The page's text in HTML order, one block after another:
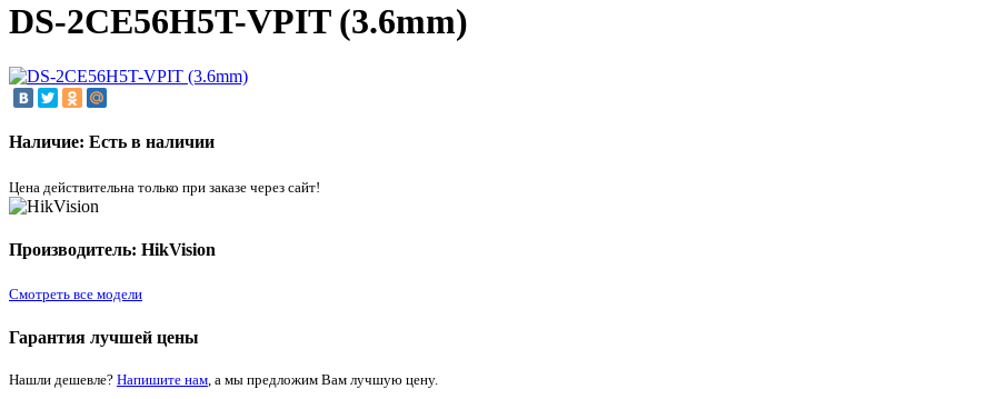
DS-2CE56H5T-VPIT (3.6mm)
Наличие: Есть в наличии
Цена действительна только при заказе через сайт!
Производитель: HikVision
Смотреть все модели
Гарантия лучшей цены
Нашли дешевле? Напишите нам , а мы предложим Вам лучшую цену.